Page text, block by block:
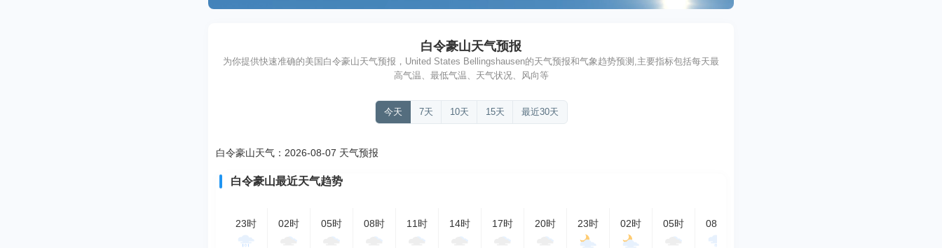
白令豪山天气预报
为你提供快速准确的美国白令豪山天气预报，United States Bellingshausen的天气预报和气象趋势预测,主要指标包括每天最
高气温、最低气温、天气状况、风向等
今天 7天 10天 15天 最近30天
白令豪山天气：2026-08-07 天气预报
白令豪山最近天气趋势
23时 02时 05时 08时 11时 14时 17时 20时 23时 02时 05时 08时